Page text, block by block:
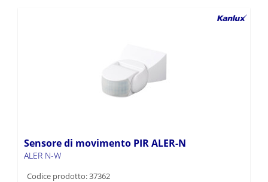
Sensore di movimento PIR ALER-N
ALER N-W
Codice prodotto: 37362